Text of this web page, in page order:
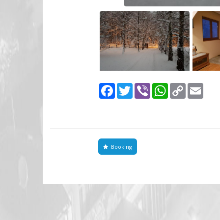
Facebook
TwitterViber WhatsApp
Copy
Link
Email
Booking